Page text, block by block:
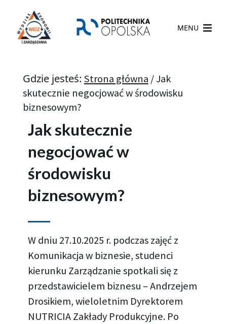
MENU
Gdzie jesteś: Strona główna /Jak
skutecznie negocjować w środowisku
biznesowym?
Jak skutecznie
negocjować w
środowisku
biznesowym?
W dniu 27.10.2025 r. podczas zajęć z
Komunikacja w biznesie, studenci
kierunku Zarządzanie spotkali się z
przedstawicielem biznesu – Andrzejem
Drosikiem, wieloletnim Dyrektorem
NUTRICIA Zakłady Produkcyjne. Po